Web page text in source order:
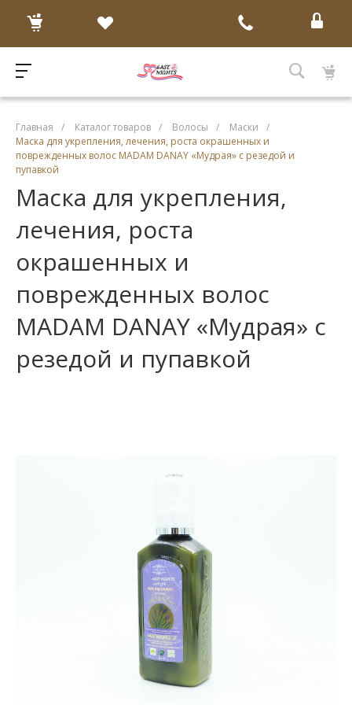
Главная / Каталог товаров / Волосы / Маски
/
Маска для укрепления, лечения, роста окрашенных и
поврежденных волос MADAM DANAY «Мудрая» с резедой и
пупавкой
Маска для укрепления,
лечения, роста
окрашенных и
поврежденных волос
MADAM DANAY «Мудрая» с
резедой и пупавкой